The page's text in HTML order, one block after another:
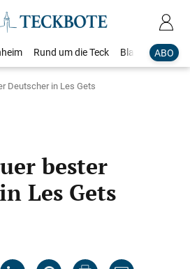
ABO
Rund um die Teck Blaulicht
Deutscher in Les Gets
bester
Les Gets